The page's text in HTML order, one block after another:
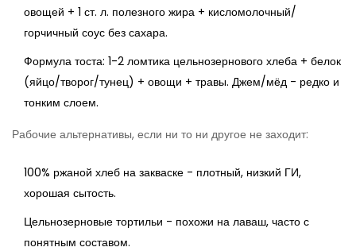
овощей + 1 ст. л. полезного жира + кисломолочный/
горчичный соус без сахара.
Формула тоста: 1-2 ломтика цельнозернового хлеба + белок
(яйцо/творог/тунец) + овощи + травы. Джем/мёд - редко и
тонким слоем.
Рабочие альтернативы, если ни то ни другое не заходит:
100% ржаной хлеб на закваске - плотный, низкий ГИ,
хорошая сытость.
Цельнозерновые тортильи - похожи на лаваш, часто с
понятным составом.